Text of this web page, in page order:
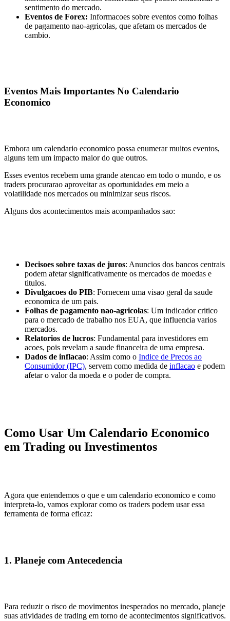
sentimento do mercado.
Eventos de Forex: Informacoes sobre eventos como folhas
de pagamento nao-agricolas, que afetam os mercados de
cambio.
Eventos Mais Importantes No Calendario
Economico
Embora um calendario economico possa enumerar muitos eventos,
alguns tem um impacto maior do que outros.
Esses eventos recebem uma grande atencao em todo o mundo, e os
traders procurarao aproveitar as oportunidades em meio a
volatilidade nos mercados ou minimizar seus riscos.
Alguns dos acontecimentos mais acompanhados sao:
Decisoes sobre taxas de juros: Anuncios dos bancos centrais
podem afetar significativamente os mercados de moedas e
titulos.
Divulgacoes do PIB: Fornecem uma visao geral da saude
economica de um pais.
Folhas de pagamento nao-agricolas: Um indicador critico
para o mercado de trabalho nos EUA, que influencia varios
mercados.
Relatorios de lucros: Fundamental para investidores em
acoes, pois revelam a saude financeira de uma empresa.
Dados de inflacao: Assim como o Indice de Precos ao
Consumidor (IPC), servem como medida de inflacao e podem
afetar o valor da moeda e o poder de compra.
Como Usar Um Calendario Economico
em Trading ou Investimentos
Agora que entendemos o que e um calendario economico e como
interpreta-lo, vamos explorar como os traders podem usar essa
ferramenta de forma eficaz:
1. Planeje com Antecedencia
Para reduzir o risco de movimentos inesperados no mercado, planeje
suas atividades de trading em torno de acontecimentos significativos.